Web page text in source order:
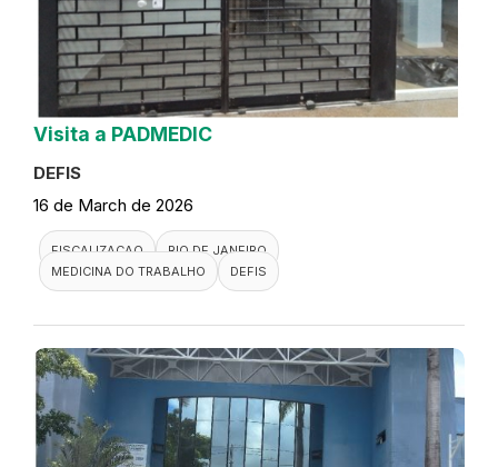
Visita a PADMEDIC
DEFIS
16 de March de 2026
FISCALIZACAO
RIO DE JANEIRO
MEDICINA DO TRABALHO
DEFIS